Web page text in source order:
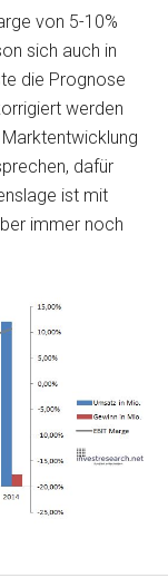
von 5-10%
sich auch in
die Prognose
werden
dafür
ist mit
immer noch